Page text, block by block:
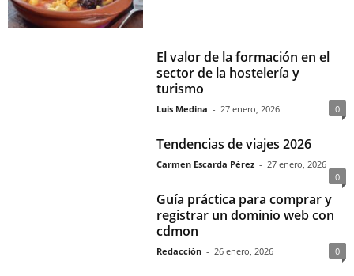
El valor de la formación en el
sector de la hostelería y
turismo
Luis Medina - 27 enero, 2026 0
Tendencias de viajes 2026
Carmen Escarda Pérez - 27 enero, 2026
0
Guía práctica para comprar y
registrar un dominio web con
cdmon
Redacción - 26 enero, 2026 0